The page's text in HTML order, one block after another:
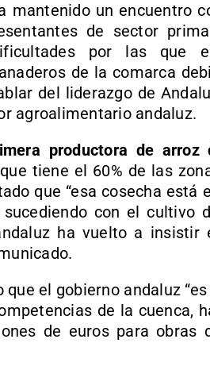
mantenido un encuentro
de sector
por las que
de la comarca
del liderazgo de
agroalimentario andaluz.
productora de
que tiene el 60% de las
que “esa cosecha está
con el cultivo
ha vuelto a insistir
que el gobierno andaluz
de la cuenca,
de euros para obras